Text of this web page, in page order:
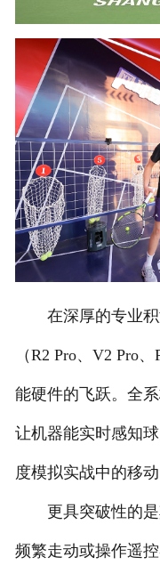
在深厚的专业积
（R2 Pro、V2 Pro
能硬件的飞跃。全
让机器能实时感知
度模拟实战中的移动
更具突破性的是
频繁走动或操作遥